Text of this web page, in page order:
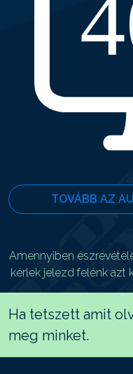
TOVÁBB AZ
Amennyiben
kérlek jelezd felénk azt
Ha tetszett amit
meg minket.